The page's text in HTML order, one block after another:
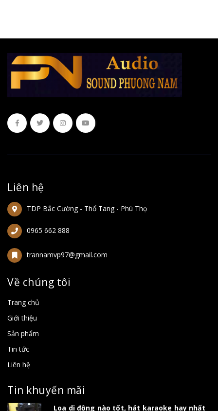
Liên hệ
TDP Bắc Cường - Thổ Tang - Phú Thọ
0965 662 888
trannamvp97@gmail.com
Về chúng tôi
Trang chủ
Giới thiệu
Sản phẩm
Tin tức
Liên hệ
Tin khuyến mãi
Loa di động nào tốt, hát karaoke hay nhất